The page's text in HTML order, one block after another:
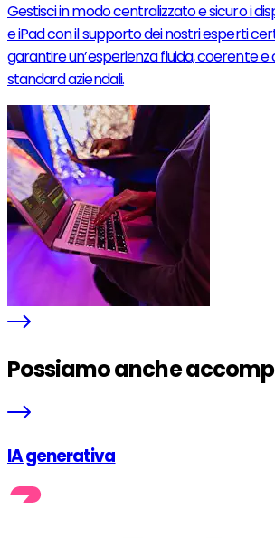
Gestisci in modo centralizzato e sicuro i
e iPad con il supporto dei nostri esperti
garantire un’esperienza fluida, coerente
standard aziendali.
Possiamo anche
IA generativa